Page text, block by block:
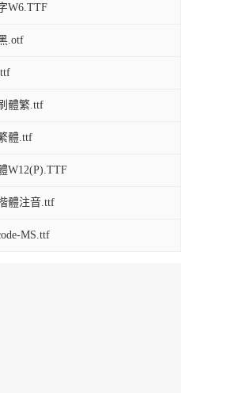
W6.TTF
.otf
體繁.ttf
體.ttf
W12(P).TTF
體注音.ttf
MS.ttf